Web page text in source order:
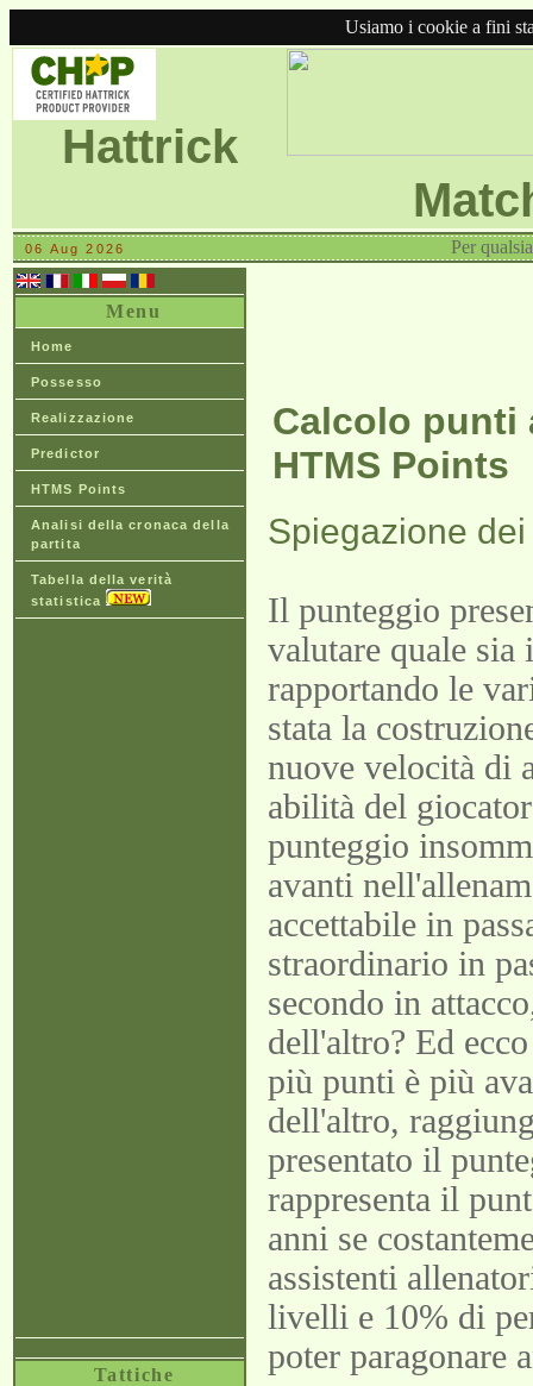
Usiamo i cookie a fini
Hattrick
06 Aug 2026 Per
Menu
Home
Possesso
Realizzazione
Predictor
HTMS Points
Analisi della cronaca della
partita
Tabella della verità
statistica
Tattiche
Calcolo punti
HTMS Points
Spiegazione
Il punteggio
valutare quale sia
rapportando le
stata la
nuove velocità di
abilità del
punteggio
avanti
accettabile in
straordinario in
secondo in
dell'altro? Ed
più punti è più
dell'altro,
presentato il
rappresenta il
anni se
assistenti
livelli e 10% di
poter paragonare